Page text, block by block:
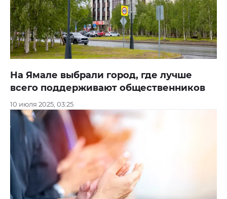
На Ямале выбрали город, где лучше
всего поддерживают общественников
10 июля 2025, 03:25